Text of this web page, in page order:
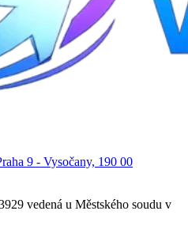
9 - Vysočany, 190 00
vedená u Městského soudu v